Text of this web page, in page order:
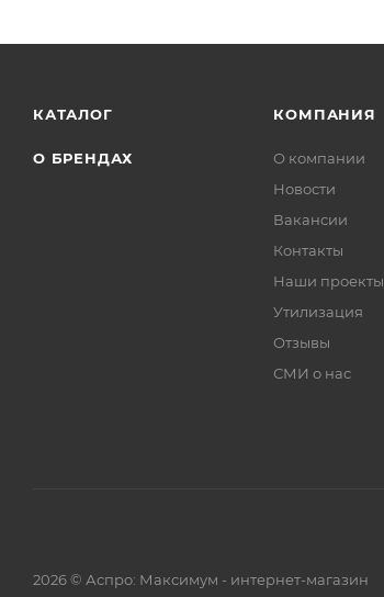
КАТАЛОГ
О БРЕНДАХ
КОМПАНИЯ
О компании
Новости
Вакансии
Контакты
Наши проекты
Утилизация
Отзывы
СМИ о нас
2026 © Аспро: Максимум - интернет-магазин